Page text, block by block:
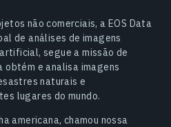
não comerciais, a EOS Data
de análises de imagens
segue a missão de
obtém e analisa imagens
naturais e
lugares do mundo.
americana, chamou nossa